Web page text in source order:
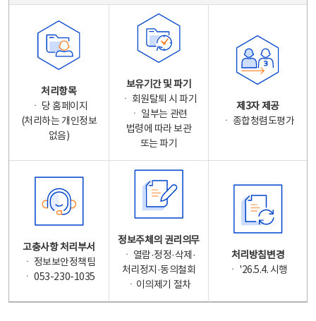
처리항목
ㆍ 당 홈페이지
(처리하는 개인정보
없음)
보유기간 및 파기
ㆍ 회원탈퇴 시 파기
ㆍ 일부는 관련
법령에 따라 보관
또는 파기
제3자 제공
ㆍ 종합청렴도평가
고충사항 처리부서
ㆍ 정보보안정책팀
ㆍ 053-230-1035
정보주체의 권리의무
ㆍ 열람·정정·삭제·
처리정지·동의철회
ㆍ이의제기 절차
처리방침변경
ㆍ '26.5.4. 시행